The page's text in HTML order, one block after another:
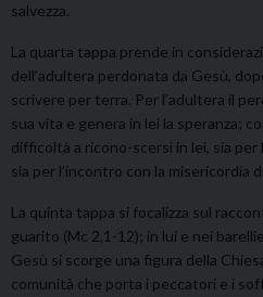
salvezza.
La quarta tappa prende in
dell’adultera perdonata da Gesù,
scrivere per terra. Per l’adultera il
sua vita e genera in lei la speranza;
difficoltà a ricono-scersi in lei, sia
sia per l’incontro con la misericordia
La quinta tappa si focalizza sul
guarito (Mc 2,1-12); in lui e nei
Gesù si scorge una figura della
comunità che porta i peccatori e i